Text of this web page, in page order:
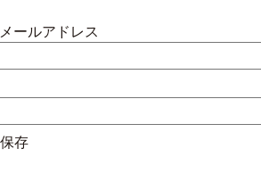
ールアドレス
存